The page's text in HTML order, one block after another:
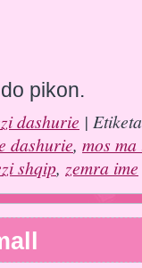
pikon.
dashurie |
dashurie, mos
shqip, zemra ime